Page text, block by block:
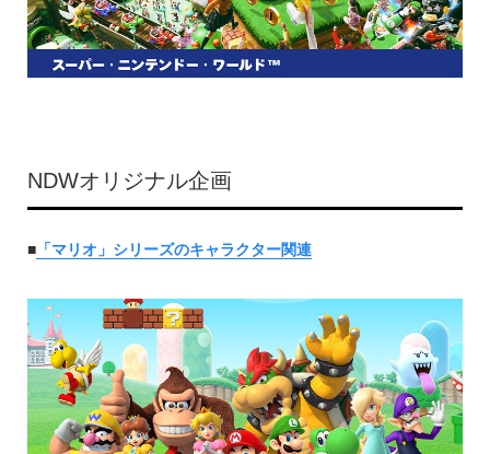
NDWオリジナル企画
■「マリオ」シリーズのキャラクター関連